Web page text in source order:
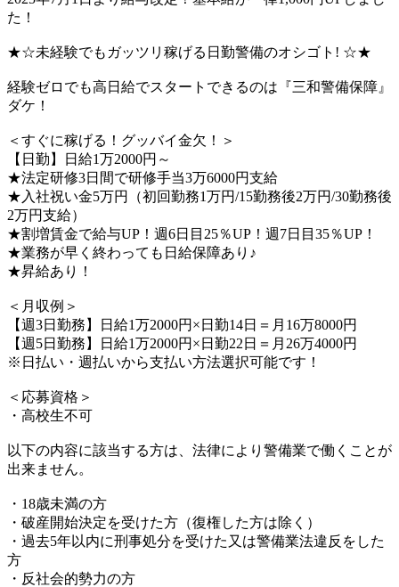
た！
★☆未経験でもガッツリ稼げる日勤警備のオシゴト! ☆★
経験ゼロでも高日給でスタートできるのは『三和警備保障』
ダケ！
＜すぐに稼げる！グッバイ金欠！＞
【日勤】日給1万2000円～
★法定研修3日間で研修手当3万6000円支給
★入社祝い金5万円（初回勤務1万円/15勤務後2万円/30勤務後
2万円支給）
★割増賃金で給与UP！週6日目25％UP！週7日目35％UP！
★業務が早く終わっても日給保障あり♪
★昇給あり！
＜月収例＞
【週3日勤務】日給1万2000円×日勤14日＝月16万8000円
【週5日勤務】日給1万2000円×日勤22日＝月26万4000円
※日払い・週払いから支払い方法選択可能です！
＜応募資格＞
・高校生不可
以下の内容に該当する方は、法律により警備業で働くことが
出来ません。
・18歳未満の方
・破産開始決定を受けた方（復権した方は除く）
・過去5年以内に刑事処分を受けた又は警備業法違反をした
方
・反社会的勢力の方